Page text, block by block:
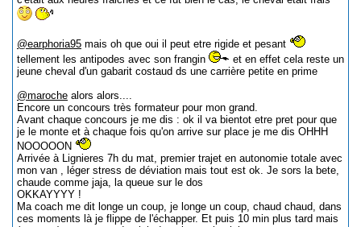
@earphoria95 mais oh que oui il peut etre rigide et pesant
tellement les antipodes avec son frangin
et en effet cela reste un
jeune cheval d'un gabarit costaud ds une carrière petite en prime
@maroche alors alors....
Encore un concours très formateur pour mon grand.
Avant chaque concours je me dis : ok il va bientot etre pret pour que
je le monte et à chaque fois qu'on arrive sur place je me dis OHHH
NOOOOON
Arrivée à Lignieres 7h du mat, premier trajet en autonomie totale avec
mon van , léger stress de déviation mais tout est ok. Je sors la bete,
chaude comme jaja, la queue sur le dos
OKKAYYYY !
Ma coach me dit longe un coup, je longe un coup, chaud chaud, dans
ces moments là je flippe de l'échapper. Et puis 10 min plus tard mais